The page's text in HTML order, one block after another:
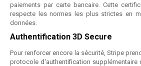
paiements par carte bancaire. Cette
respecte les normes les plus strictes en
données.
Authentification 3D Secure
Pour renforcer encore la sécurité, Stripe
protocole d'authentification supplémentaire